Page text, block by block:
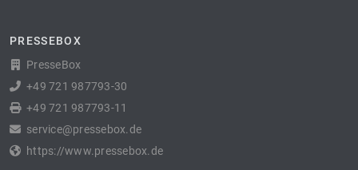
PRESSEBOX
PresseBox
+49 721 987793-30
+49 721 987793-11
service@pressebox.de
https://www.pressebox.de